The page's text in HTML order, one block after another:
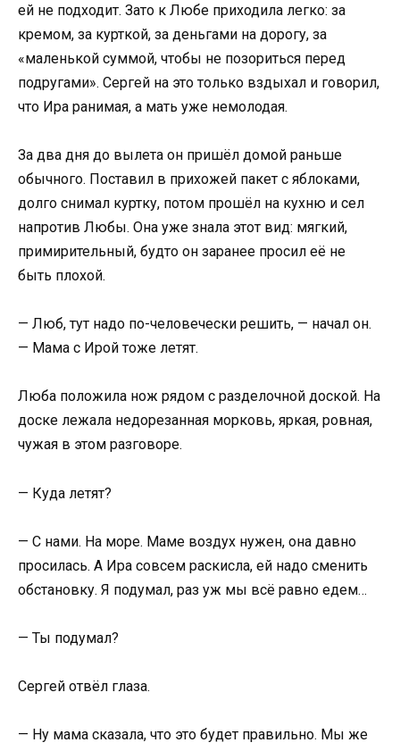
ей не подходит. Зато к Любе приходила легко: за
кремом, за курткой, за деньгами на дорогу, за
«маленькой суммой, чтобы не позориться перед
подругами». Сергей на это только вздыхал и говорил,
что Ира ранимая, а мать уже немолодая.
За два дня до вылета он пришёл домой раньше
обычного. Поставил в прихожей пакет с яблоками,
долго снимал куртку, потом прошёл на кухню и сел
напротив Любы. Она уже знала этот вид: мягкий,
примирительный, будто он заранее просил её не
быть плохой.
— Люб, тут надо по-человечески решить, — начал он.
— Мама с Ирой тоже летят.
Люба положила нож рядом с разделочной доской. На
доске лежала недорезанная морковь, яркая, ровная,
чужая в этом разговоре.
— Куда летят?
— С нами. На море. Маме воздух нужен, она давно
просилась. А Ира совсем раскисла, ей надо сменить
обстановку. Я подумал, раз уж мы всё равно едем…
— Ты подумал?
Сергей отвёл глаза.
— Ну мама сказала, что это будет правильно. Мы же